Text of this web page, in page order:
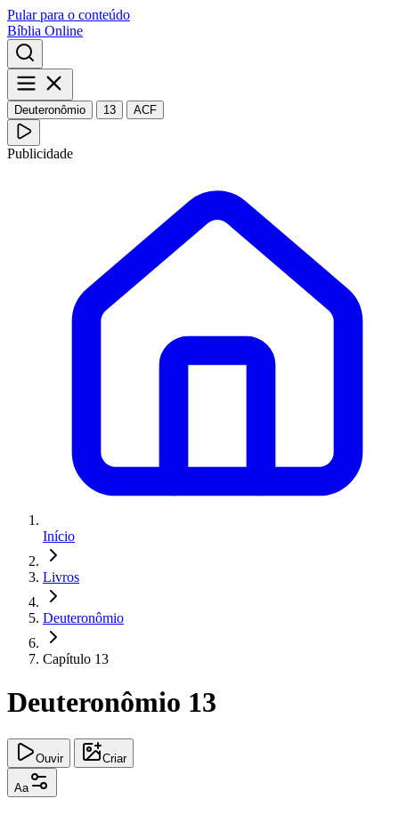
Pular para o conteúdo
Bíblia Online
Deuteronômio 13 ACF
Publicidade
Início
Livros
Deuteronômio
Capítulo 13
Deuteronômio 13
Ouvir Criar
Aa